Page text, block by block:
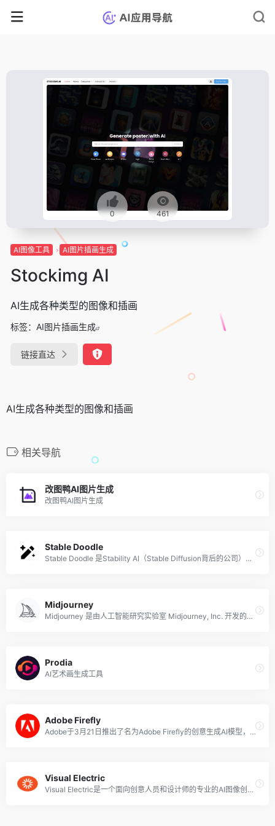
0 461
AI图像工具 AI图片插画生成
Stockimg AI
AI生成各种类型的图像和插画
标签： AI图片插画生成
链接直达
AI生成各种类型的图像和插画
相关导航
改图鸭AI图片生成
改图鸭AI图片生成
Stable Doodle
Stable Doodle 是Stability AI（Stable Diffusion背后的公司）最新推出的将手绘草图转换成精美图像的工具，无论你是专业人士，还是绘画爱好者，都可以借助 Stable Doodle 快速将简单的手绘稿变为现实，让你从灵魂画手变身艺术大师。
Midjourney
Midjourney 是由人工智能研究实验室 Midjourney, Inc. 开发的AI图像生成工具，可以根据输入的文本提示生成图像。该程序于2022年7月12日进入公开测试阶段，用户可以通过 Discord 的机器人指令进行操作，创作出许多不同风格的图像作品。
Prodia
AI艺术画生成工具
Adobe Firefly
Adobe于3月21日推出了名为Adobe Firefly的创意生成AI模型，类似于DALL-E或Midjourney，可以仅使用文本提示即可按需生成图像。Adobe 表示，该模型仅针对获得许可或不受版权保护的内容进行训练，而不是来自互联网艺术家的作品。
Visual Electric
Visual Electric是一个面向创意人员和设计师的专业的AI图像创作工具，由来自苹果、微软、Facebook、Dropbox等知名公司的前员工创立，该工具可以帮助用户将脑海中的想法和愿景转换为高质量图像。相较于其他的AI图片和绘画工具，Visual Electric提供了一个更加简洁直观易上手的操作界面和更多个性化调整的功能。